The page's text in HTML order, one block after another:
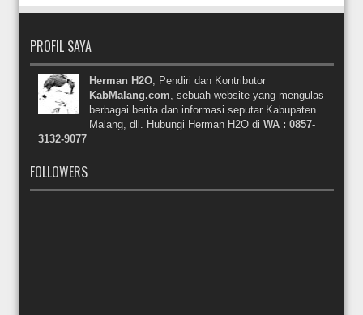
PROFIL SAYA
Herman H2O, Pendiri dan Kontributor
KabMalang.com, sebuah website yang mengulas
berbagai berita dan informasi seputar Kabupaten
Malang, dll. Hubungi Herman H2O di WA : 0857-
3132-9077
FOLLOWERS